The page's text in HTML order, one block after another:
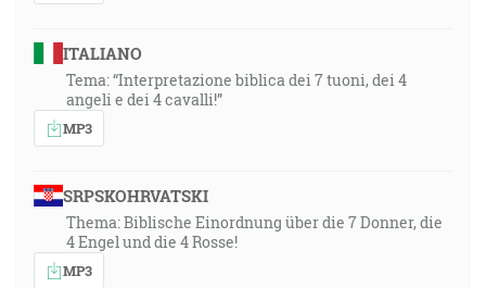
ITALIANO
Tema: “Interpretazione biblica dei 7 tuoni, dei 4
angeli e dei 4 cavalli!”
MP3
SRPSKOHRVATSKI
Thema: Biblische Einordnung über die 7 Donner, die
4 Engel und die 4 Rosse!
MP3